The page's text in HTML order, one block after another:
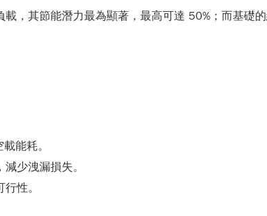
，其節能潛力最為顯著，最高可達 50%；而基礎
能耗。
少洩漏損失。
性。